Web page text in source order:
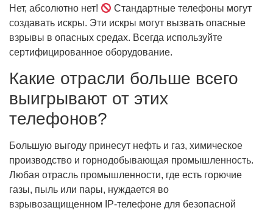
Нет, абсолютно нет!
Стандартные телефоны могут
создавать искры. Эти искры могут вызвать опасные
взрывы в опасных средах. Всегда используйте
сертифицированное оборудование.
Какие отрасли больше всего
выигрывают от этих
телефонов?
Большую выгоду принесут нефть и газ, химическое
производство и горнодобывающая промышленность.
Любая отрасль промышленности, где есть горючие
газы, пыль или пары, нуждается во
взрывозащищенном IP-телефоне для безопасной